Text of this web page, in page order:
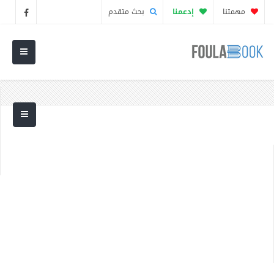
مهمتنا إدعمنا بحث متقدم